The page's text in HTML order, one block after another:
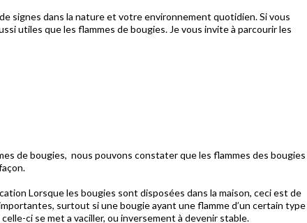
signes dans la nature et votre environnement quotidien. Si vous
utiles que les flammes de bougies. Je vous invite à parcourir les
de bougies, nous pouvons constater que les flammes des bougies
Lorsque les bougies sont disposées dans la maison, ceci est de
surtout si une bougie ayant une flamme d’un certain type
ci se met a vaciller, ou inversement à devenir stable.